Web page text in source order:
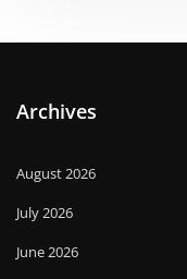
Archives
August 2026
July 2026
June 2026